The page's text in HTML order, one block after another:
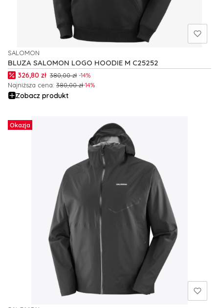
BLUZA SALOMON LOGO HOODIE M C25252
PRODUCENT
SALOMON
Cena promocyjna
326,80 zł 380,00 zł -14%
Najniższa cena: 380,00 zł-14%
Zobacz produkt
Okazja